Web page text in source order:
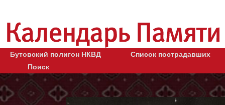
Бутовский полигон НКВД
Список пострадавших
Поиск